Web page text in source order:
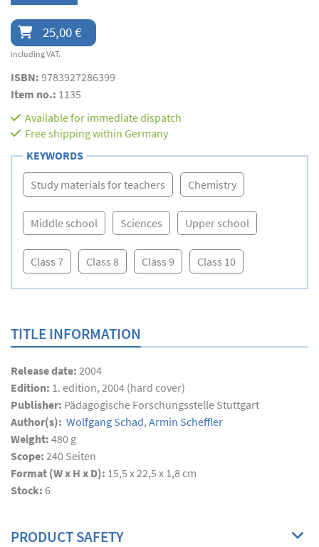
25,00 €
including VAT.
ISBN: 9783927286399
Item no.: 1135
Available for immediate dispatch
Free shipping within Germany
KEYWORDS
Study materials for teachers Chemistry
Middle school Sciences Upper school
Class 7 Class 8 Class 9 Class 10
TITLE INFORMATION
Release date: 2004
Edition: 1. edition, 2004 (hard cover)
Publisher: Pädagogische Forschungsstelle Stuttgart
Author(s): Wolfgang Schad, Armin Scheffler
Weight: 480 g
Scope: 240 Seiten
Format (W x H x D): 15,5 x 22,5 x 1,8 cm
Stock: 6
PRODUCT SAFETY